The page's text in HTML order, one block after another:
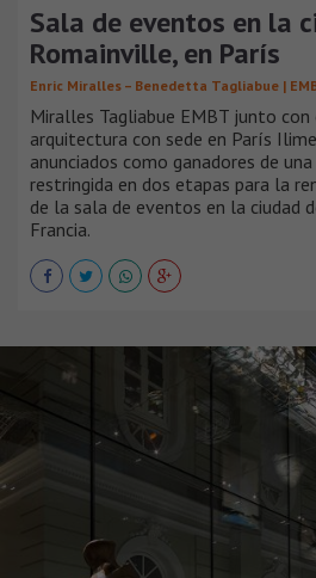
Sala de eventos en la
Romainville, en París
Enric Miralles – Benedetta Tagliabue |
Miralles Tagliabue EMBT junto
arquitectura con sede en París
anunciados como ganadores de
restringida en dos etapas para la
de la sala de eventos en la ciudad
Francia.